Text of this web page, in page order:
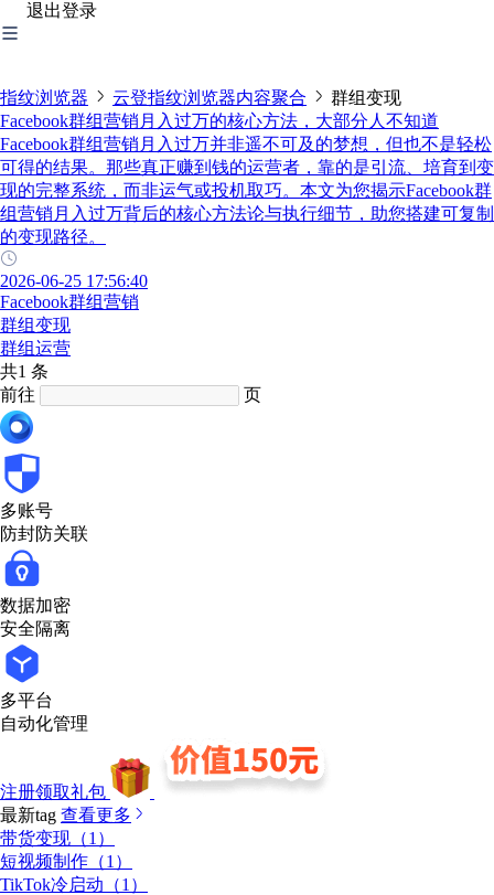
退出登录
指纹浏览器 云登指纹浏览器内容聚合
群组变现
Facebook群组营销月入过万的核心方法，大部分人不知道
Facebook群组营销月入过万并非遥不可及的梦想，但也不是轻松
可得的结果。那些真正赚到钱的运营者，靠的是引流、培育到变
现的完整系统，而非运气或投机取巧。本文为您揭示Facebook群
组营销月入过万背后的核心方法论与执行细节，助您搭建可复制
的变现路径。
2026-06-25 17:56:40
Facebook群组营销
群组变现
群组运营
共1 条
前往
页
多账号
防封防关联
数据加密
安全隔离
多平台
自动化管理
注册领取礼包
最新tag 查看更多
带货变现（1）
短视频制作（1）
TikTok冷启动（1）